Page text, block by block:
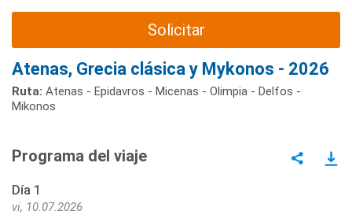
Solicitar
Atenas, Grecia clásica y Mykonos - 2026
Ruta: Atenas - Epidavros - Micenas - Olimpia - Delfos -
Mikonos
Programa del viaje
Día 1
vi, 10.07.2026